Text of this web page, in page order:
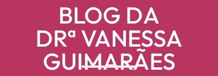
BLOG DA
DRª VANESSA
GUIMARÃES